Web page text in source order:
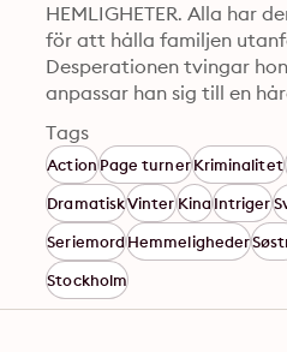
HEMLIGHETER. Alla har
för att hålla familjen
Desperationen tvingar
Tags
ActionPage turnerKriminalitet
DramatiskVinterKinaIntriger
SeriemordHemmeligheder
Stockholm